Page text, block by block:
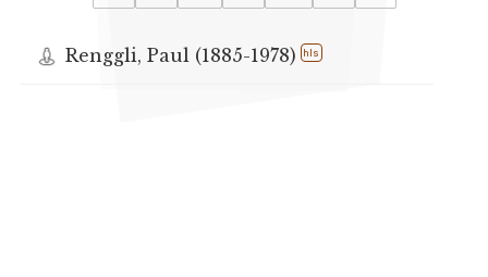
Renggli, Paul (1885-1978) hls